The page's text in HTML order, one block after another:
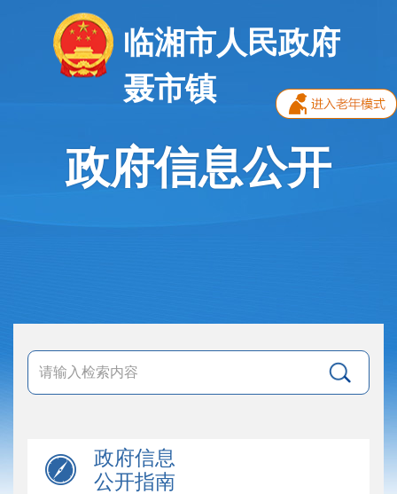
临湘市人民政府
聂市镇
政府信息公开
政府信息
公开指南